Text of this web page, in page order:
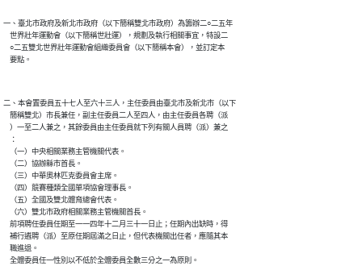
一、臺北市政府及新北市政府（以下簡稱雙北市政府）為籌辦二○二五年
    世界壯年運動會（以下簡稱世壯運），規劃及執行相關事宜，特設二
    ○二五雙北世界壯年運動會組織委員會（以下簡稱本會），並訂定本
二、本會置委員五十七人至六十三人，主任委員由臺北市及新北市（以下
    簡稱雙北）市長兼任，副主任委員二人至四人，由主任委員各聘（派
    ）一至二人兼之，其餘委員由主任委員就下列有關人員聘（派）兼之
    ：
    （一）中央相關業務主管機關代表。
    （二）協辦縣市首長。
    （三）中華奧林匹克委員會主席。
    （四）競賽種類全國單項協會理事長。
    （五）全國及雙北體育總會代表。
    （六）雙北市政府相關業務主管機關首長。
    前項聘任委員任期至一一四年十二月三十一日止；任期內出缺時，得
    補行遴聘（派）至原任期屆滿之日止，但代表機關出任者，應隨其本
    職進退。